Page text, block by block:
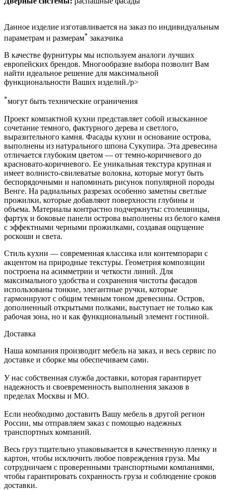
Данное изделие изготавливается на заказ по индивидуальным
параметрам и размерам* заказчика
В качестве фурнитуры мы используем аналоги лучших
европейских брендов. Многообразие выбора позволит Вам
найти идеальное решение для максимальной
функциональности Ваших изделий./p>
*могут быть технические ограничения
Проект компактной кухни представляет собой изысканное
сочетание темного, фактурного дерева и светлого,
выразительного камня. Фасады кухни и основание острова,
выполнены из натурального шпона Сукупира. Эта древесина
отличается глубоким цветом — от темно-коричневого до
красновато-коричневого. Ее уникальная текстура крупная и
имеет волнисто-свилеватые волокна, которые могут быть
беспорядочными и напоминать рисунок популярной породы
Венге. На радиальных разрезах особенно заметны светлые
прожилки, которые добавляют поверхности глубины и
объема. Материалы контрастно подчеркнуты: столешницы,
фартук и боковые панели острова выполнены из белого камня
с эффектными черными прожилками, создавая ощущение
роскоши и света.
Стиль кухни — современная классика или контемпорари с
акцентом на природные текстуры. Геометрия композиции
построена на асимметрии и четкости линий. Для
максимального удобства и сохранения чистоты фасадов
использованы тонкие, элегантные ручки, которые
гармонируют с общим темным тоном древесины. Остров,
дополненный открытыми полками, выступает не только как
рабочая зона, но и как функциональный элемент гостиной.
Доставка
Наша компания производит мебель на заказ, и весь сервис по
доставке и сборке мы обеспечиваем сами.
У нас собственная служба доставки, которая гарантирует
надежность и своевременность выполнения заказов в
пределах Москвы и МО.
Если необходимо доставить Вашу мебель в другой регион
России, мы отправляем заказ с помощью надежных
транспортных компаний.
Весь груз тщательно упаковывается в качественную пленку и
картон, чтобы исключить любое повреждения груза. Мы
сотрудничаем с проверенными транспортными компаниями,
чтобы гарантировать сохранность груза и соблюдение сроков
доставки.